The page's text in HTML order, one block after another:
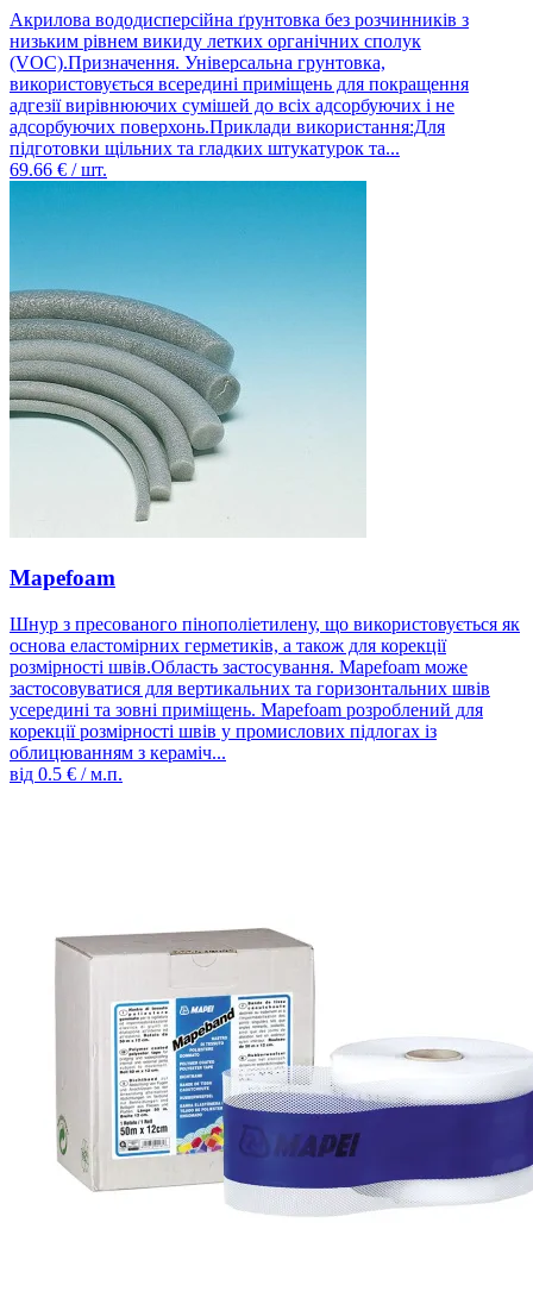
Акрилова вододисперсійна ґрунтовка без розчинників з
низьким рівнем викиду летких органічних сполук
(VOC).Призначення. Універсальна грунтовка,
використовується всередині приміщень для покращення
адгезії вирівнюючих сумішей до всіх адсорбуючих і не
адсорбуючих поверхонь.Приклади використання:Для
підготовки щільних та гладких штукатурок та...
69.66 € / шт.
Mapefoam
Шнур з пресованого пінополіетилену, що використовується як
основа еластомірних герметиків, а також для корекції
розмірності швів.Область застосування. Mapefoam може
застосовуватися для вертикальних та горизонтальних швів
усередині та зовні приміщень. Mapefoam розроблений для
корекції розмірності швів у промислових підлогах із
облицюванням з кераміч...
від 0.5 € / м.п.